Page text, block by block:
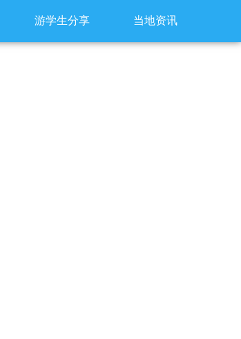
游学生分享 当地资讯